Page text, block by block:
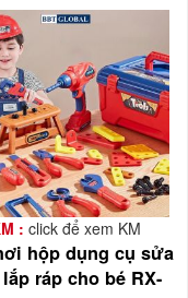
qua kiểm định chất
đối cho bé
quà noel cho bé thật
: click để xem KM
hộp dụng cụ sửa
ráp cho bé RX-